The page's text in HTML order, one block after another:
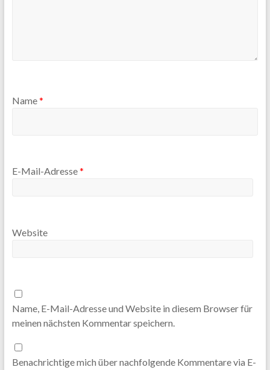
Name*
E-Mail-Adresse*
Website
Name, E-Mail-Adresse und Website in diesem Browser für
meinen nächsten Kommentar speichern.
Benachrichtige mich über nachfolgende Kommentare via E-